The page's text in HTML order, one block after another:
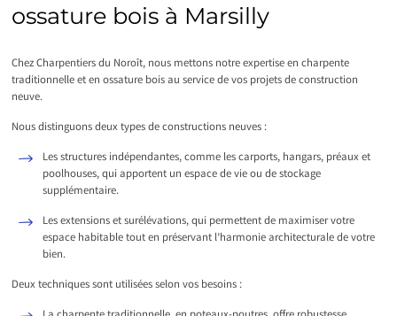
ossature bois à Marsilly
Chez Charpentiers du Noroît, nous mettons notre expertise en charpente
traditionnelle et en ossature bois au service de vos projets de construction
neuve.
Nous distinguons deux types de constructions neuves :
Les structures indépendantes, comme les carports, hangars, préaux et
poolhouses, qui apportent un espace de vie ou de stockage
supplémentaire.
Les extensions et surélévations, qui permettent de maximiser votre
espace habitable tout en préservant l’harmonie architecturale de votre
bien.
Deux techniques sont utilisées selon vos besoins :